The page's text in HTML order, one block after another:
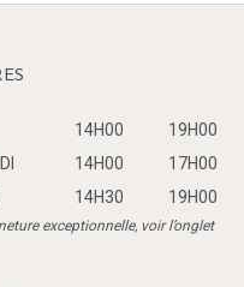
14H00
19H00
14H00
17H00
14H30 19H00
exceptionnelle, voir l’onglet